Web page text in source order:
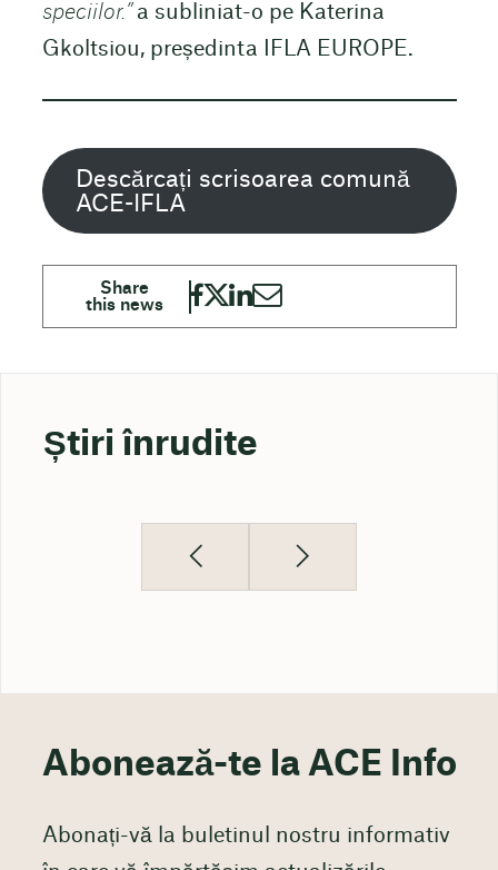
speciilor.” a subliniat-o pe Katerina
Gkoltsiou, președinta IFLA EUROPE.
Descărcați scrisoarea comună
ACE-IFLA
Știri înrudite
Abonează-te la ACE Info
Abonați-vă la buletinul nostru informativ